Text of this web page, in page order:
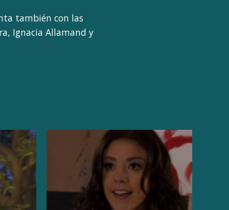
también con las
Ignacia Allamand y